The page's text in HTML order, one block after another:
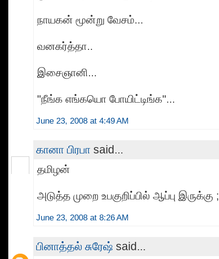
நாயகன் மூன்று வேசம்...
வனகர்த்தா..
இசைஞானி...
"நீங்க எங்கயொ போயிட்டிங்க"...
June 23, 2008 at 4:49 AM
கானா பிரபா said...
தமிழன்
அடுத்த முறை உபகுறிப்பில் ஆப்பு
June 23, 2008 at 8:26 AM
பினாத்தல் சுரேஷ் said...